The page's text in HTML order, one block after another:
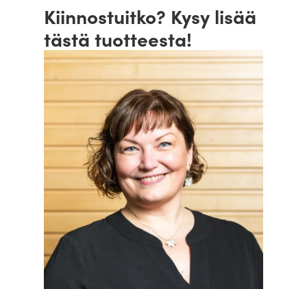
Kiinnostuitko? Kysy lisää
tästä tuotteesta!